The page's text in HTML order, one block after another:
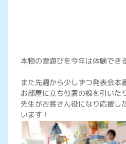
本物の雪遊びを今年は体験でき
また先週から少しずつ発表会本
お部屋に立ち位置の線を引いたり
先生がお客さん役になり応援し
います！